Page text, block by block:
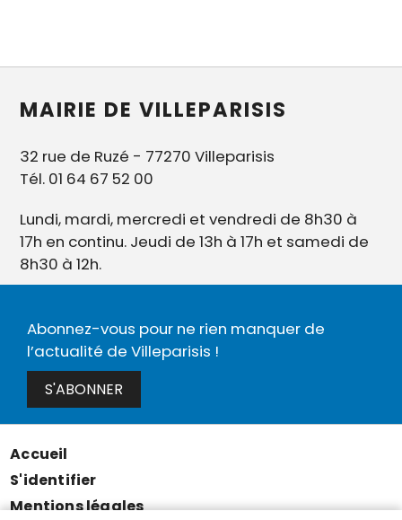
MAIRIE DE VILLEPARISIS
32 rue de Ruzé - 77270 Villeparisis
Tél. 01 64 67 52 00
Lundi, mardi, mercredi et vendredi de 8h30 à
17h en continu. Jeudi de 13h à 17h et samedi de
8h30 à 12h.
Abonnez-vous pour ne rien manquer de
l’actualité de Villeparisis !
S'ABONNER
Menu
Pied
Accueil
S'identifier
Mentions légales